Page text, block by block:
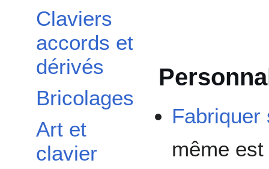
Claviers
accords et
dérivés
Bricolages
Art et
clavier
Fabriquer
même